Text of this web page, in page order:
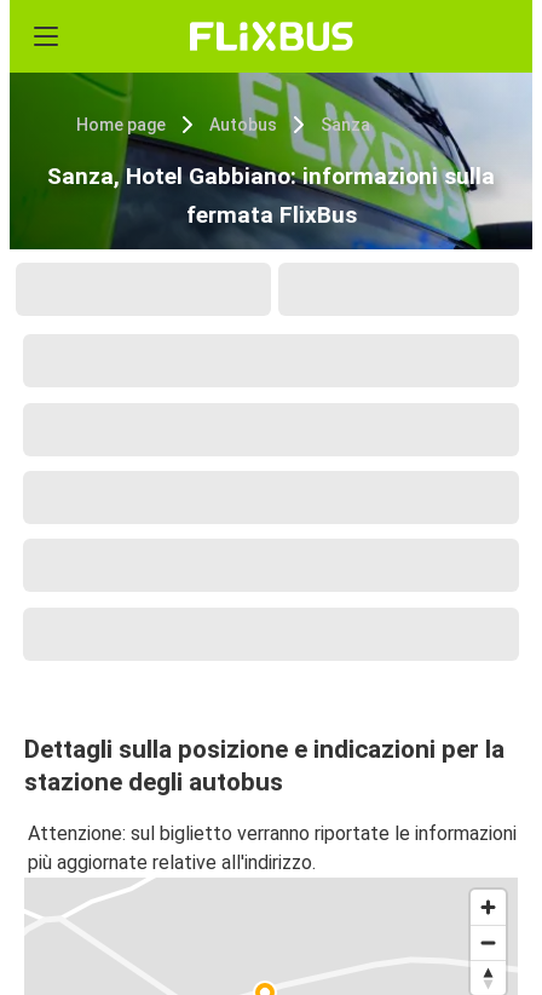
Home page Autobus Sanza
Sanza, Hotel Gabbiano: informazioni sulla
fermata FlixBus
Dettagli sulla posizione e indicazioni per la
stazione degli autobus
Attenzione: sul biglietto verranno riportate le informazioni
più aggiornate relative all'indirizzo.